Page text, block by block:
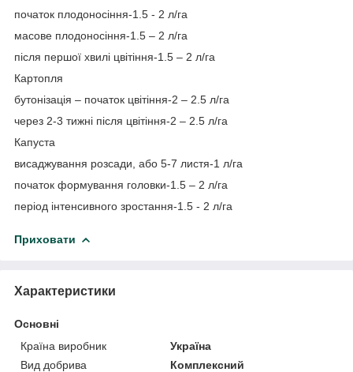
початок плодоносіння-1.5 - 2 л/га
масове плодоносіння-1.5 – 2 л/га
після першої хвилі цвітіння-1.5 – 2 л/га
Картопля
бутонізація – початок цвітіння-2 – 2.5 л/га
через 2-3 тижні після цвітіння-2 – 2.5 л/га
Капуста
висаджування розсади, або 5-7 листя-1 л/га
початок формування головки-1.5 – 2 л/га
період інтенсивного зростання-1.5 - 2 л/га
Приховати
Характеристики
Основні
Країна виробник
Україна
Вид добрива
Комплексний